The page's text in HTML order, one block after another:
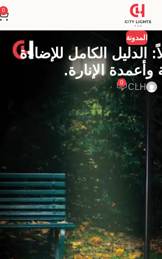
0
المدونة
الدليل الكامل للإضاءة
وأعمدة الإنارة.
CLH
0
والبُولات (الأعمدة) مساحاتكم
المتكامل لأحدث حلول الإضاءة
(الأعمدة): دليلك
مساحاتك الخارجية
طبيعيًا لمنازلنا ومبانينا، وهي تلعب دورًا
ووظائفه. سواء كانت حدائق منزلية خاصة،
تجارية، فإن الإضاءة الخارجية
والرؤية في الظلام فحسب، بل تساهم